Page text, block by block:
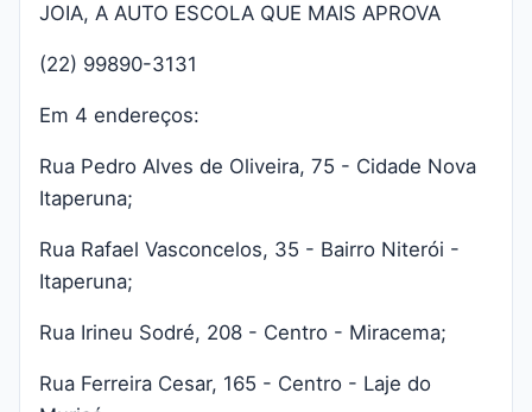
JOIA, A AUTO ESCOLA QUE MAIS APROVA
(22) 99890-3131
Em 4 endereços:
Rua Pedro Alves de Oliveira, 75 - Cidade Nova
Itaperuna;
Rua Rafael Vasconcelos, 35 - Bairro Niterói -
Itaperuna;
Rua Irineu Sodré, 208 - Centro - Miracema;
Rua Ferreira Cesar, 165 - Centro - Laje do